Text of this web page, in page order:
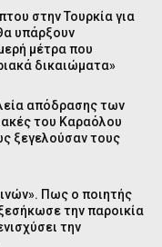
στην Τουρκία για
υπάρξουν
μέτρα που
δικαιώματα»
απόδρασης των
του Καραόλου
ξεγελούσαν τους
Πως ο ποιητής
την παροικία
την